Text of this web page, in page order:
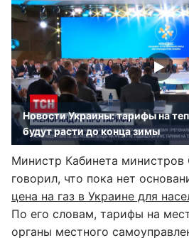
Новости Украины: тарифы на
будут расти до конца зимы
Министр Кабинета министров
говорил, что пока нет
цена на газ в Украине для
По его словам, тарифы на
органы местного